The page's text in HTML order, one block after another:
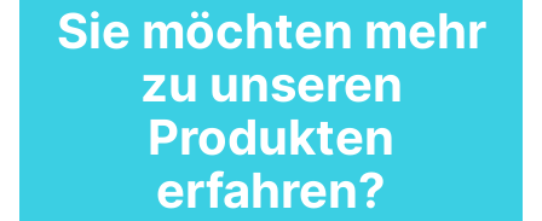
Sie möchten mehr
zu unseren
Produkten
erfahren?